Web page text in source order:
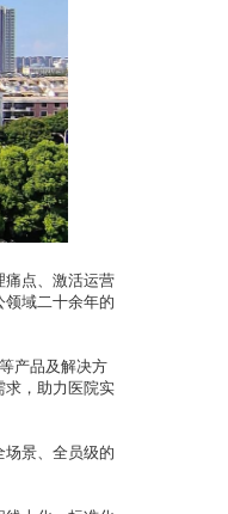
点、激活运营
域二十余年的
产品及解决方
，助力医院实
景、全员级的